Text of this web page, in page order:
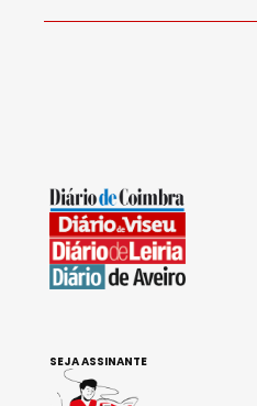
SEJA ASSINANTE